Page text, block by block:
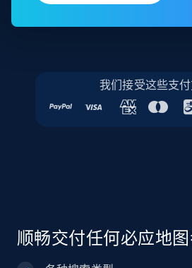
我们接受这些支
顺畅交付任何必应地